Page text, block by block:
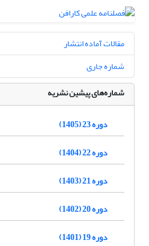
مقالات آماده انتشار
شماره جاری
شماره‌های پیشین نشریه
دوره 23 (1405)
دوره 22 (1404)
دوره 21 (1403)
دوره 20 (1402)
دوره 19 (1401)